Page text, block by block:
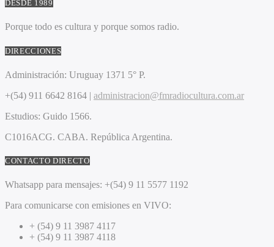
DESDE 1989
Porque todo es cultura y porque somos radio.
DIRECCIONES
Administración: Uruguay 1371 5° P.
+(54) 911 6642 8164 | administracion@fmradiocultura.com.ar
Estudios: Guido 1566.
C1016ACG. CABA. República Argentina.
CONTACTO DIRECTO
Whatsapp para mensajes: +(54) 9 11 5577 1192
Para comunicarse con emisiones en VIVO:
+ (54) 9 11 3987 4117
+ (54) 9 11 3987 4118